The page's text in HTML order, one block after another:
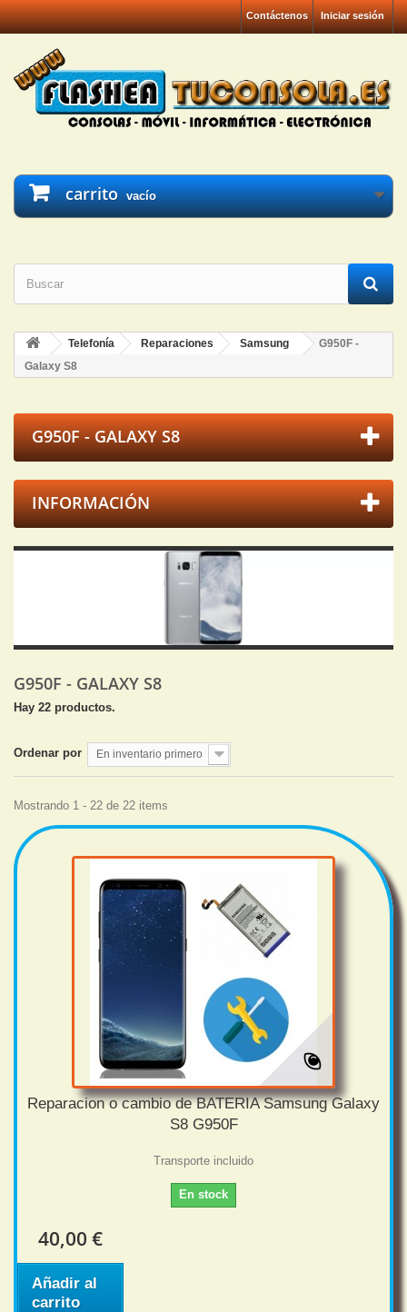
Iniciar sesión
Contáctenos
carrito vacío
Telefonía Reparaciones Samsung
G950F -
Galaxy S8
G950F - GALAXY S8
INFORMACIÓN
G950F - GALAXY S8
Hay 22 productos.
Ordenar por En inventario primero
Mostrando 1 - 22 de 22 items
Reparacion o cambio de BATERIA Samsung Galaxy
S8 G950F
Transporte incluido
En stock
40,00 €
Añadir al
carrito